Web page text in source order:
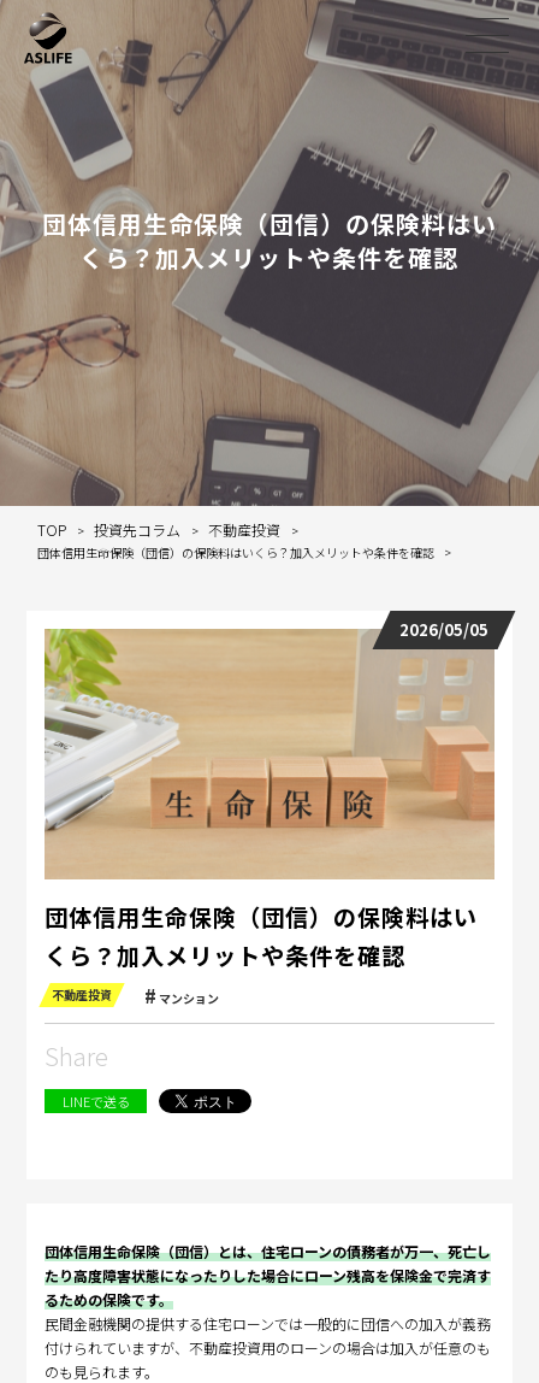
団体信用生命保険（団信）の保険料はい
くら？加入メリットや条件を確認
TOP 投資先コラム 不動産投資
団体信用生命保険（団信）の保険料はいくら？加入メリットや条件を確認
2026/05/05
団体信用生命保険（団信）の保険料はい
くら？加入メリットや条件を確認
不動産投資 マンション
Share
LINEで送る
団体信用生命保険（団信）とは、住宅ローンの債務者が万一、死亡し
たり高度障害状態になったりした場合にローン残高を保険金で完済す
るための保険です。
民間金融機関の提供する住宅ローンでは一般的に団信への加入が義務
付けられていますが、不動産投資用のローンの場合は加入が任意のも
のも見られます。